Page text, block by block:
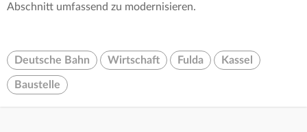
Abschnitt umfassend zu modernisieren.
Deutsche Bahn Wirtschaft Fulda Kassel
Baustelle